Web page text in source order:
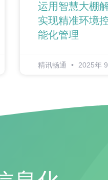
运用智慧大棚
实现精准环境
能化管理
精讯畅通 2025年